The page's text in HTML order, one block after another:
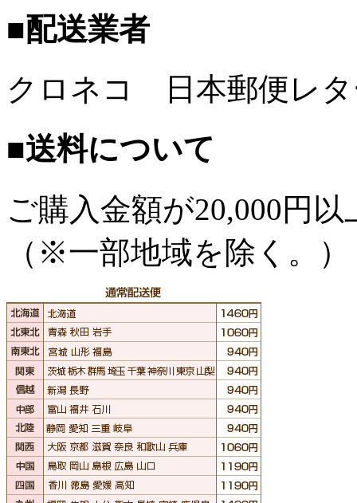
■配送業者
クロネコ 日本郵便レ
■送料について
ご購入金額が20,000円
（※一部地域を除く。）